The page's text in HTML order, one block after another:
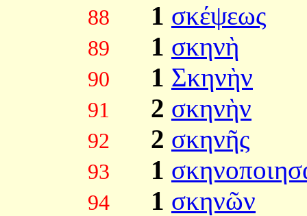
88 1 σκέψεως
89 1 σκηνὴ
90 1 Σκηνὴν
91 2 σκηνὴν
92 2 σκηνῆς
93 1
94 1 σκηνῶν